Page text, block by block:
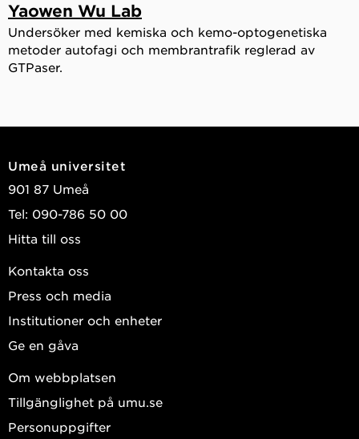
Yaowen Wu Lab
Undersöker med kemiska och kemo-optogenetiska
metoder autofagi och membrantrafik reglerad av
GTPaser.
Umeå universitet
901 87 Umeå
Tel: 090-786 50 00
Hitta till oss
Kontakta oss
Press och media
Institutioner och enheter
Ge en gåva
Om webbplatsen
Tillgänglighet på umu.se
Personuppgifter